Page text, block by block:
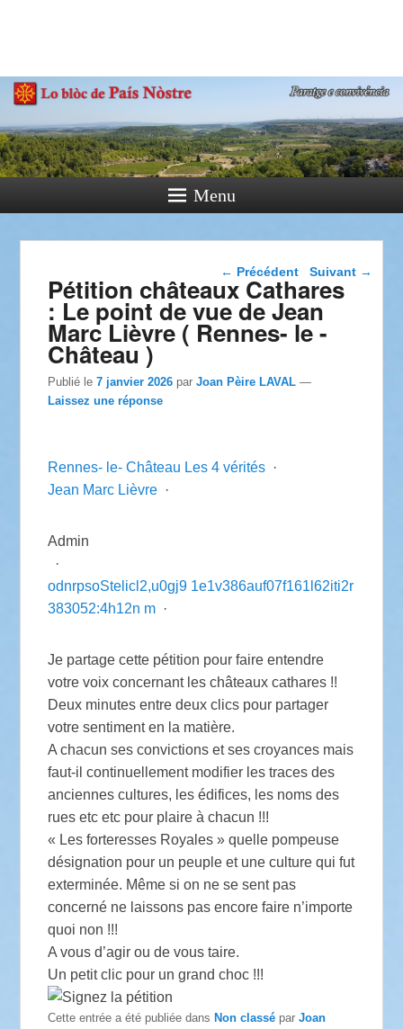
Paratge e Convivència
Menu
Navigation dans les
articles
← Précédent Suivant →
Pétition châteaux Cathares
: Le point de vue de Jean
Marc Lièvre ( Rennes- le -
Château )
Publié le7 janvier 2026 parJoan Pèire LAVAL —
Laissez une réponse
Rennes- le- Château Les 4 vérités ·
Jean Marc Lièvre ·
Admin
·
odnrpsoSte ic 2,u0gj9 1e1v386auf07f161 l62iti2r
383052:4h12n m ·
Je partage cette pétition pour faire entendre
votre voix concernant les châteaux cathares !!
Deux minutes entre deux clics pour partager
votre sentiment en la matière.
A chacun ses convictions et ses croyances mais
faut-il continuellement modifier les traces des
anciennes cultures, les édifices, les noms des
rues etc etc pour plaire à chacun !!!
« Les forteresses Royales » quelle pompeuse
désignation pour un peuple et une culture qui fut
exterminée. Même si on ne se sent pas
concerné ne laissons pas encore faire n’importe
quoi non !!!
A vous d’agir ou de vous taire.
Un petit clic pour un grand choc !!!
Cette entrée a été publiée dans Non classé parJoan